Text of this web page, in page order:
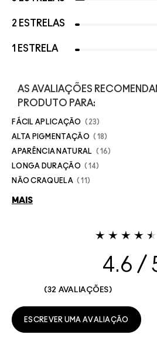
2 ESTRELAS
1 ESTRELA
AS AVALIAÇÕES
PRODUTO PARA:
FÁCIL APLICAÇÃO 23
ALTA PIGMENTAÇÃO 18
APARÊNCIA NATURAL 16
LONGA DURAÇÃO 14
NÃO CRAQUELA 11
MAIS
4.6
32 AVALIAÇÕES
ESCREVER UMA AVALIAÇÃO